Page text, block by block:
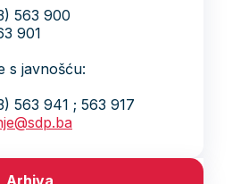
563 900
901
s javnošću:
563 941 ; 563 917